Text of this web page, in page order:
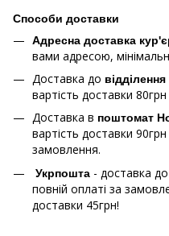
Способи доставки
Адресна доставка
вами адресою,
Доставка до
вартість доставки 80грн
Доставка в поштомат
вартість доставки
замовлення.
Укрпошта - доставка до
повній оплаті за
доставки 45грн!